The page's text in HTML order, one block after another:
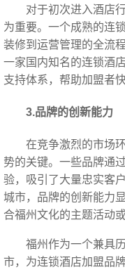
对于初次进入酒店
为重要。一个成熟的连
装修到运营管理的全流
一家国内知名的连锁酒
支持体系，帮助加盟者
3.品牌的创新能力
在竞争激烈的市场
势的关键。一些品牌通
验，吸引了大量忠实客
城市，品牌的创新能力
合福州文化的主题活动
福州作为一个兼具
市，为连锁酒店加盟品